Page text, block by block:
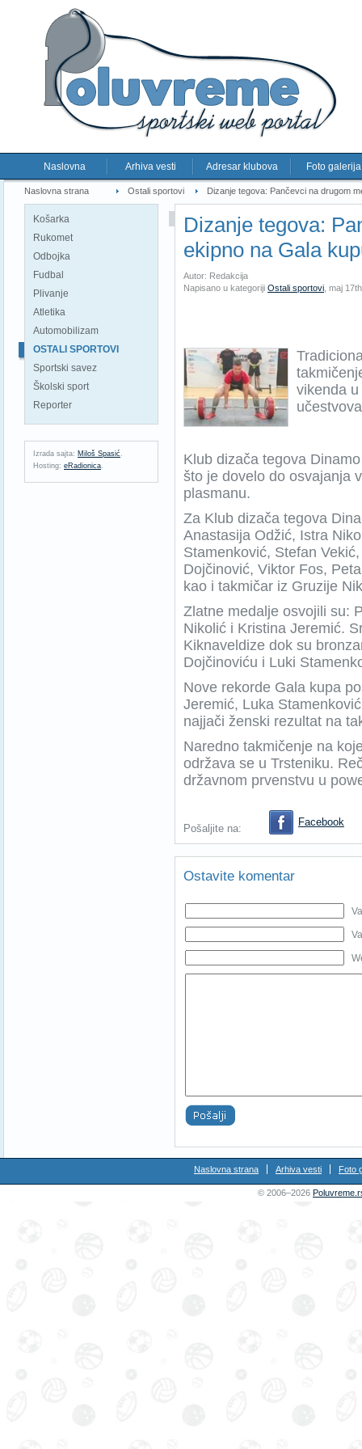
Naslovna Arhiva vesti Adresar klubova Foto galerija
Naslovna strana Ostali sportovi Dizanje tegova: Pančevci na drugom
Košarka
Rukomet
Odbojka
Fudbal
Plivanje
Atletika
Automobilizam
OSTALI SPORTOVI
Sportski savez
Školski sport
Reporter
Izrada sajta: Miloš Spasić .
Hosting: eRadionica.
Dizanje tegova:
ekipno na Gala
Autor: Redakcija
Napisano u kategoriji Ostali sportovi maj
vikenda
Klub dizača tegova
što je dovelo do osvajanja
plasmanu.
Za Klub dizača tegova
Anastasija Odžić, Istra
Stamenković, Stefan
Dojčinović, Viktor Fos,
kao i takmičar iz Gruzije
Zlatne medalje osvojili su:
Nikolić i Kristina Jeremić.
Kiknaveldize dok su
Dojčinoviću i Luki
Nove rekorde Gala kupa
Jeremić, Luka
najjači ženski rezultat na
Naredno takmičenje na
održava se u Trsteniku.
državnom prvenstvu u
Pošaljite na:
Facebook
Ostavite komentar
Naslovna strana Arhiva vesti Foto
© 2006–2026